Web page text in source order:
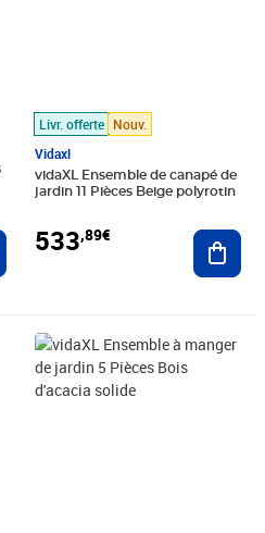
au panier
Livr. offerte Nouv.
Vidaxl
vidaXL Ensemble de canapé de
jardin 11 Pièces Beige polyrotin
533,89€
Prix 280,04€